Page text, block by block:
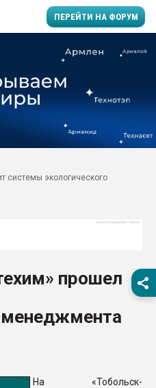
ПЕРЕЙТИ НА ФОРУМ
производство SPC
заводу пластмасс"
28.07.2026
ситуацией на
Всё, что касается
системы экологического
прошел
менеджмента
На «Тобольск-